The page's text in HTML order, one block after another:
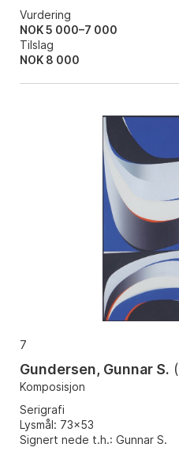
Vurdering
NOK 5 000–7 000
Tilslag
NOK 8 000
7
Gundersen, Gunnar S. (
Komposisjon
Serigrafi
Lysmål: 73x53
Signert nede t.h.: Gunnar S.